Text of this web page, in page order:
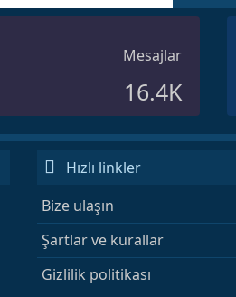
Mesajlar
16.4K
Hızlı linkler
Bize ulaşın
Şartlar ve kurallar
Gizlilik politikası